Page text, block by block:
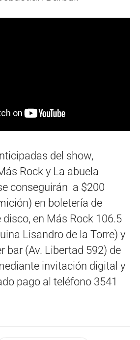
del show,
Rock y La abuela
conseguirán a $200
en boletería de
disco, en Más Rock 106.5
Lisandro de la Torre) y
bar (Av. Libertad 592) de
invitación digital y
pago al teléfono 3541